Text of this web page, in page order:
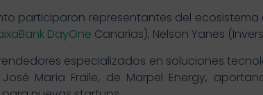
participaron representantes del
DayOne Canarias), Nelson Yanes
especializados en soluciones
José María Fraile, de Marpel Energy,